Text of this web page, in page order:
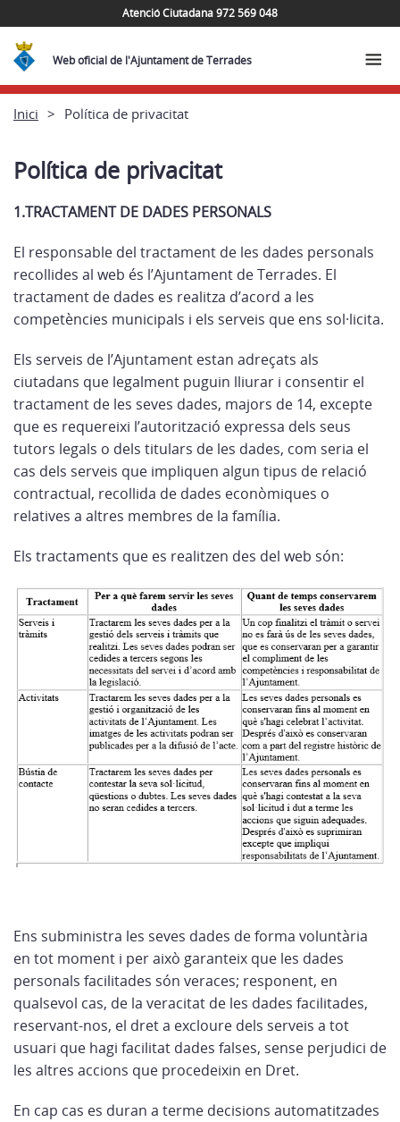
Atenció Ciutadana 972 569 048
Web oficial de l'Ajuntament de Terrades
Inici Política de privacitat
Política de privacitat
1.TRACTAMENT DE DADES PERSONALS
El responsable del tractament de les dades personals
recollides al web és l’Ajuntament de Terrades. El
tractament de dades es realitza d’acord a les
competències municipals i els serveis que ens sol·licita.
Els serveis de l’Ajuntament estan adreçats als
ciutadans que legalment puguin lliurar i consentir el
tractament de les seves dades, majors de 14, excepte
que es requereixi l’autorització expressa dels seus
tutors legals o dels titulars de les dades, com seria el
cas dels serveis que impliquen algun tipus de relació
contractual, recollida de dades econòmiques o
relatives a altres membres de la família.
Els tractaments que es realitzen des del web són:
Ens subministra les seves dades de forma voluntària
en tot moment i per això garanteix que les dades
personals facilitades són veraces; responent, en
qualsevol cas, de la veracitat de les dades facilitades,
reservant-nos, el dret a excloure dels serveis a tot
usuari que hagi facilitat dades falses, sense perjudici de
les altres accions que procedeixin en Dret.
En cap cas es duran a terme decisions automatitzades